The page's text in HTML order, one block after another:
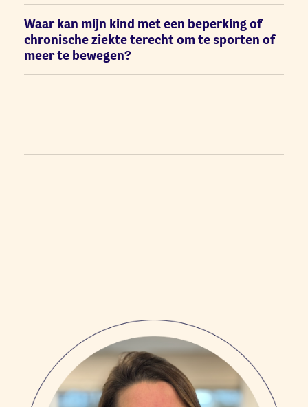
Waar kan mijn kind met een beperking of
chronische ziekte terecht om te sporten of
meer te bewegen?